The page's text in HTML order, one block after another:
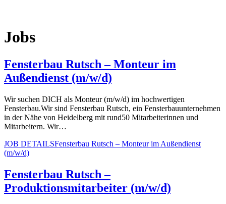
Jobs
Fensterbau Rutsch – Monteur im
Außendienst (m/w/d)
Wir suchen DICH als Monteur (m/w/d) im hochwertigen
Fensterbau.Wir sind Fensterbau Rutsch, ein Fensterbauunternehmen
in der Nähe von Heidelberg mit rund50 Mitarbeiterinnen und
Mitarbeitern. Wir…
JOB DETAILSFensterbau Rutsch – Monteur im Außendienst
(m/w/d)
Fensterbau Rutsch –
Produktionsmitarbeiter (m/w/d)